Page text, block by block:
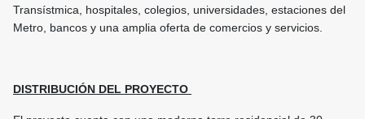
Transístmica, hospitales, colegios, universidades, estaciones del
Metro, bancos y una amplia oferta de comercios y servicios.
DISTRIBUCIÓN DEL PROYECTO